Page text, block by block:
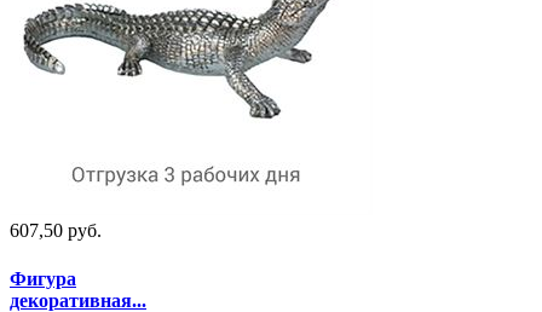
607,50 руб.
Фигура
декоративная...